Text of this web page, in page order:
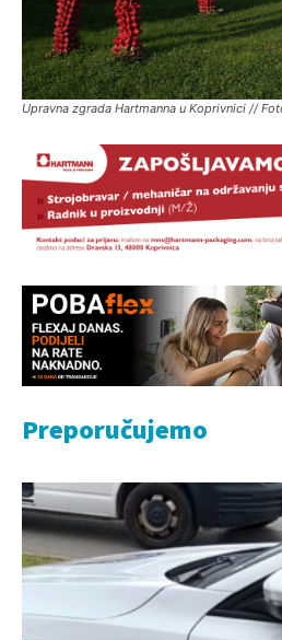
Upravna zgrada Hartmanna u Koprivnici //
Preporučujemo